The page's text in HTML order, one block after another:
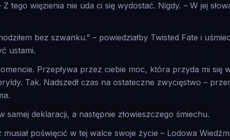
tego więzienia nie uda ci się wydostać. Nigdy. – W jej
bez szwanku.” – powiedziałby Twisted Fate i
ustami.
Przepływa przez ciebie moc, która przyda mi się
Tak. Nadszedł czas na ostateczne zwycięstwo –
samej deklaracji, a następnie złowieszczego śmiechu.
poświęcić w tej walce swoje życie – Lodowa